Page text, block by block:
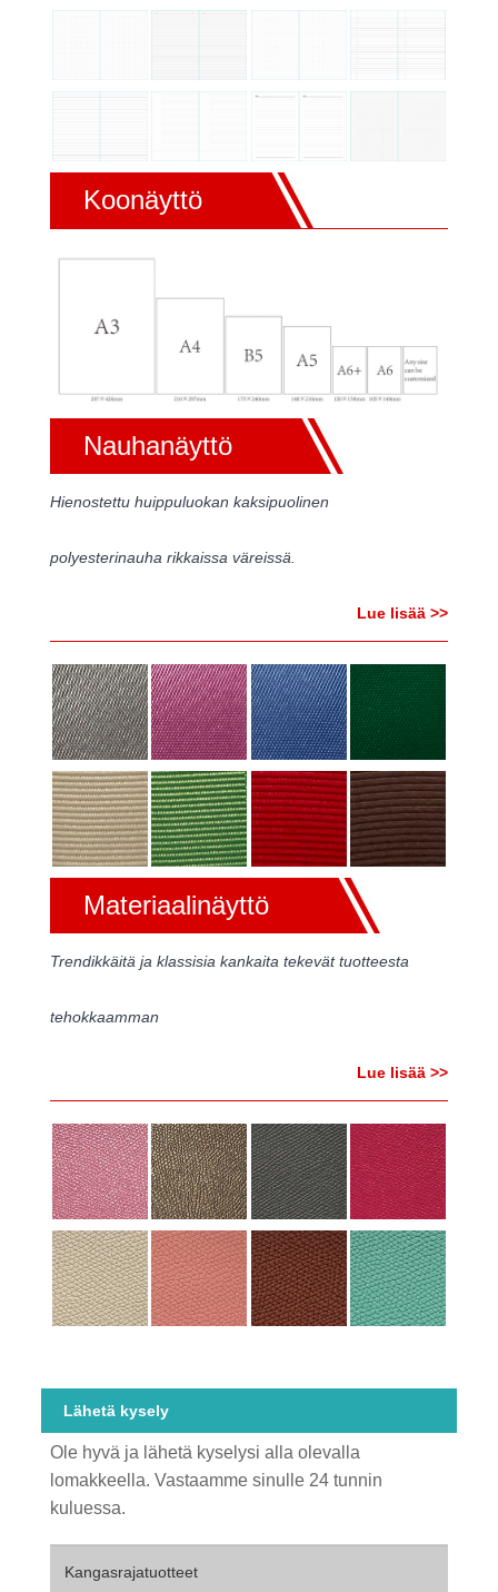
Koonäyttö
Nauhanäyttö
Hienostettu huippuluokan kaksipuolinen
polyesterinauha rikkaissa väreissä.
Lue lisää >>
Materiaalinäyttö
Trendikkäitä ja klassisia kankaita tekevät tuotteesta
tehokkaamman
Lue lisää >>
Lähetä kysely
Ole hyvä ja lähetä kyselysi alla olevalla
lomakkeella. Vastaamme sinulle 24 tunnin
kuluessa.